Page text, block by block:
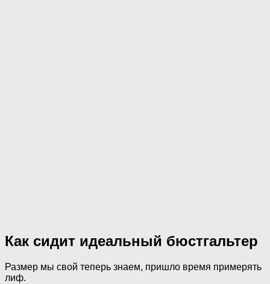
Как сидит идеальный бюстгальтер
Размер мы свой теперь знаем, пришло время примерять
лиф.